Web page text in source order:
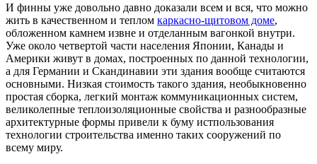
И финны уже довольно давно доказали всем и вся, что можно
жить в качественном и теплом каркасно-щитовом доме,
обложенном камнем извне и отделанным вагонкой внутри.
Уже около четвертой части населения Японии, Канады и
Америки живут в домах, построенных по данной технологии,
а для Германии и Скандинавии эти здания вообще считаются
основными. Низкая стоимость такого здания, необыкновенно
простая сборка, легкий монтаж коммуникационных систем,
великолепные теплоизоляционные свойства и разнообразные
архитектурные формы привели к буму истпользования
технологии строительства именно таких сооружений по
всему миру.